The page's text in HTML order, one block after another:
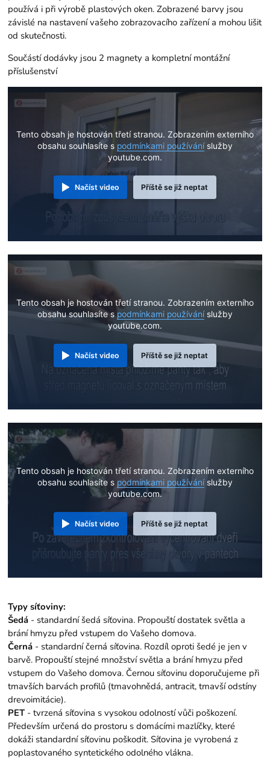
používá i při výrobě plastových oken. Zobrazené barvy jsou
závislé na nastavení vašeho zobrazovacího zařízení a mohou lišit
od skutečnosti.
Součástí dodávky jsou 2 magnety a kompletní montážní
příslušenství
Tento obsah je hostován třetí stranou. Zobrazením externího
obsahu souhlasíte s podmínkami používáníslužby
youtube.com.
Načíst video Příště se již neptat
Tento obsah je hostován třetí stranou. Zobrazením externího
obsahu souhlasíte s podmínkami používáníslužby
youtube.com.
Načíst video Příště se již neptat
Tento obsah je hostován třetí stranou. Zobrazením externího
obsahu souhlasíte s podmínkami používáníslužby
youtube.com.
Načíst video Příště se již neptat
Typy síťoviny:
Šedá - standardní šedá síťovina. Propouští dostatek světla a
brání hmyzu před vstupem do Vašeho domova.
Černá - standardní černá síťovina. Rozdíl oproti šedé je jen v
barvě. Propouští stejné množství světla a brání hmyzu před
vstupem do Vašeho domova. Černou síťovinu doporučujeme při
tmavších barvách profilů (tmavohnědá, antracit, tmavší odstíny
drevoimitácie).
PET- tvrzená síťovina s vysokou odolností vůči poškození.
Především určená do prostoru s domácími mazlíčky, které
dokáži standardní síťovinu poškodit. Síťovina je vyrobená z
poplastovaného syntetického odolného vlákna.